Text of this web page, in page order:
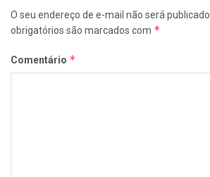
O seu endereço de e-mail não será publicado.
obrigatórios são marcados com *
Comentário *